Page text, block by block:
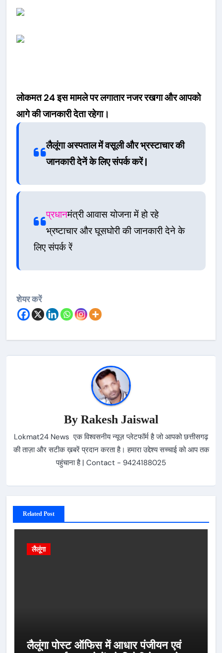
लोकमत 24 इस मामले पर लगातार नजर रखगा और आपको
आगे की जानकारी देता रहेगा।
लैलूंगा अस्पताल में वसूली और भ्रस्टाचार की
जानकारी देनें के लिए संपर्क करें |
प्रधानमंत्री आवास योजना में हो रहे
भ्रष्टाचार और घूसघोरी की जानकारी देने के
लिए संपर्क रें
शेयर करें
By Rakesh Jaiswal
Lokmat24 News एक विश्वसनीय न्यूज़ प्लेटफॉर्म है जो आपको छत्तीसगढ़
की ताज़ा और सटीक ख़बरें प्रदान करता है। हमारा उद्देश्य सच्चाई को आप तक
पहुंचाना है | Contact - 9424188025
Related Post
लैलूंगा
लैलूंगा पोस्ट ऑफिस में आधार पंजीयन एवं